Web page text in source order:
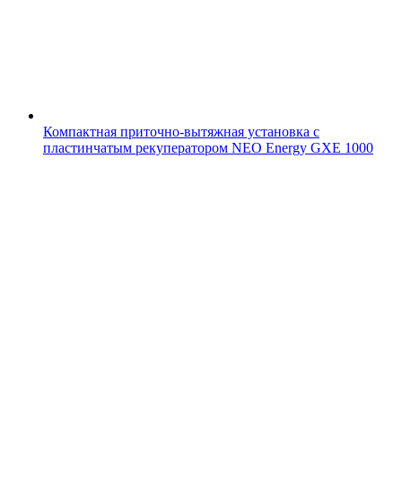
Компактная приточно-вытяжная установка с
пластинчатым рекуператором NEO Energy GXE 1000